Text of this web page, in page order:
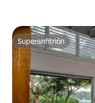
Superanfitrión
Superanfitrión